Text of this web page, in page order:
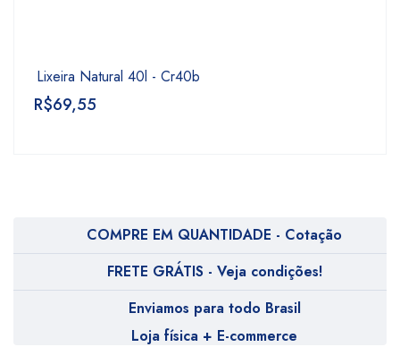
Lixeira Natural 40l - Cr40b
R$69,55
COMPRE EM QUANTIDADE - Cotação
FRETE GRÁTIS - Veja condições!
Enviamos para todo Brasil
Loja física + E-commerce